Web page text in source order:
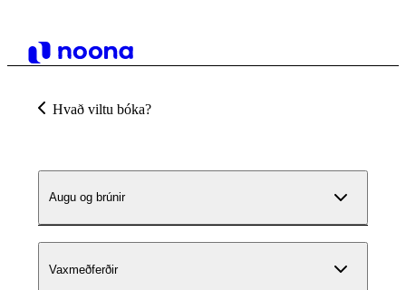
Hvað viltu bóka?
Augu og brúnir
Vaxmeðferðir